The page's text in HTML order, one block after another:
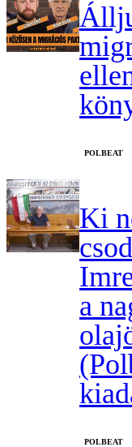
‎POLBEAT
Ki
a
‎POLBEAT